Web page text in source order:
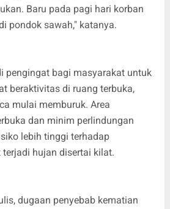
Baru pada pagi hari korban
pondok sawah," katanya.
pengingat bagi masyarakat untuk
beraktivitas di ruang terbuka,
mulai memburuk. Area
dan minim perlindungan
lebih tinggi terhadap
hujan disertai kilat.
dugaan penyebab kematian